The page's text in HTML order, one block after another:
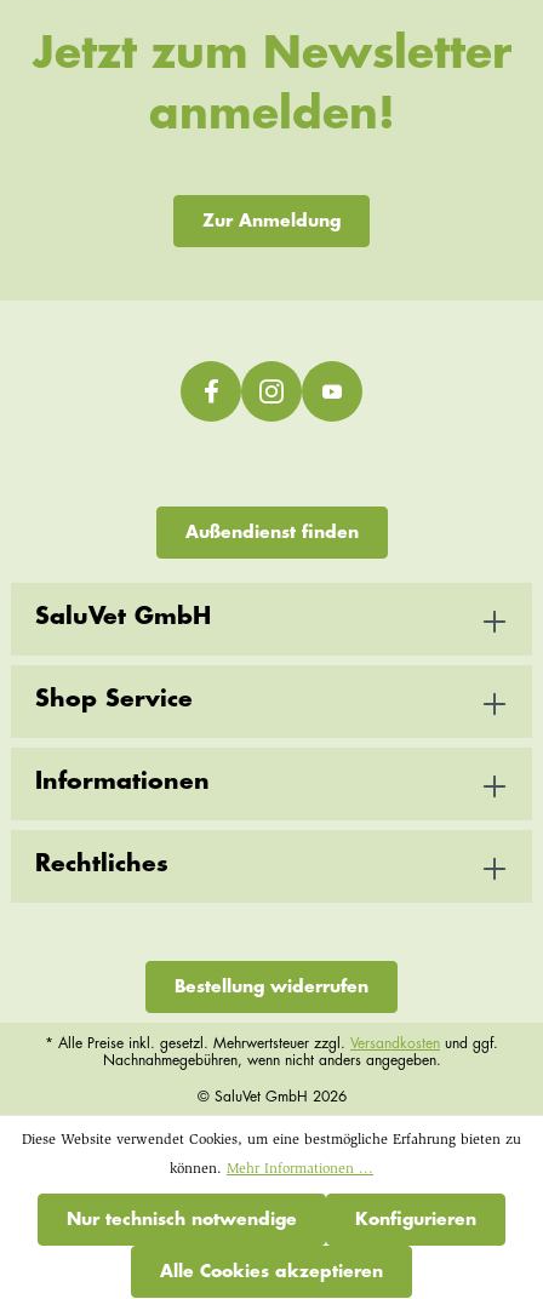
Jetzt zum Newsletter
anmelden!
Zur Anmeldung
Außendienst finden
SaluVet GmbH
Shop Service
Informationen
Rechtliches
Bestellung widerrufen
* Alle Preise inkl. gesetzl. Mehrwertsteuer zzgl. Versandkosten und ggf.
Nachnahmegebühren, wenn nicht anders angegeben.
© SaluVet GmbH 2026
Diese Website verwendet Cookies, um eine bestmögliche Erfahrung bieten zu
können. Mehr Informationen ...
Nur technisch notwendige Konfigurieren
Alle Cookies akzeptieren